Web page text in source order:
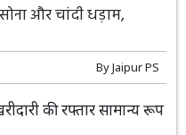
और चांदी धड़ाम,
ByJaipur PS
की रफ्तार सामान्य रूप